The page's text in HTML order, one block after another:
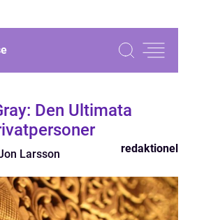
Den Ultimata
Larsson redaktionel